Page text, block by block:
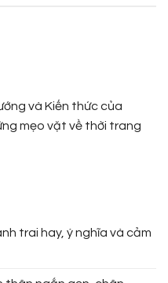
và Kiến thức của
mẹo vặt về thời trang
trai hay, ý nghĩa và cảm